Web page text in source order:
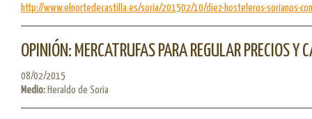
http://www.elnortedecastilla.es/soria/201502/10/diez-hosteleros-sorianos-
OPINIÓN: MERCATRUFAS PARA REGULAR PRECIOS Y
08/02/2015
Medio:Heraldo de Soria